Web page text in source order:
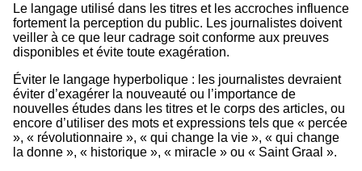
Le langage utilisé dans les titres et les accroches influence
fortement la perception du public. Les journalistes doivent
veiller à ce que leur cadrage soit conforme aux preuves
disponibles et évite toute exagération.
Éviter le langage hyperbolique : les journalistes devraient
éviter d’exagérer la nouveauté ou l’importance de
nouvelles études dans les titres et le corps des articles, ou
encore d’utiliser des mots et expressions tels que « percée
», « révolutionnaire », « qui change la vie », « qui change
la donne », « historique », « miracle » ou « Saint Graal ».